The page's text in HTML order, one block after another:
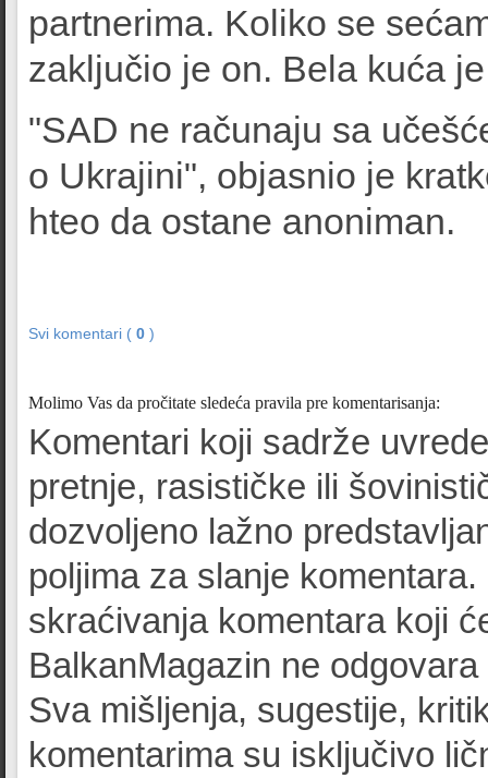
partnerima. Koliko se
zaključio je on. Bela kuća
"SAD ne računaju sa
o Ukrajini", objasnio je
hteo da ostane anoniman.
Svi komentari ( 0 )
Molimo Vas da pročitate sledeća pravila pre komentarisanja:
Komentari koji sadrže
pretnje, rasističke ili
dozvoljeno lažno
poljima za slanje
skraćivanja komentara koji
BalkanMagazin ne
Sva mišljenja, sugestije,
komentarima su isključivo